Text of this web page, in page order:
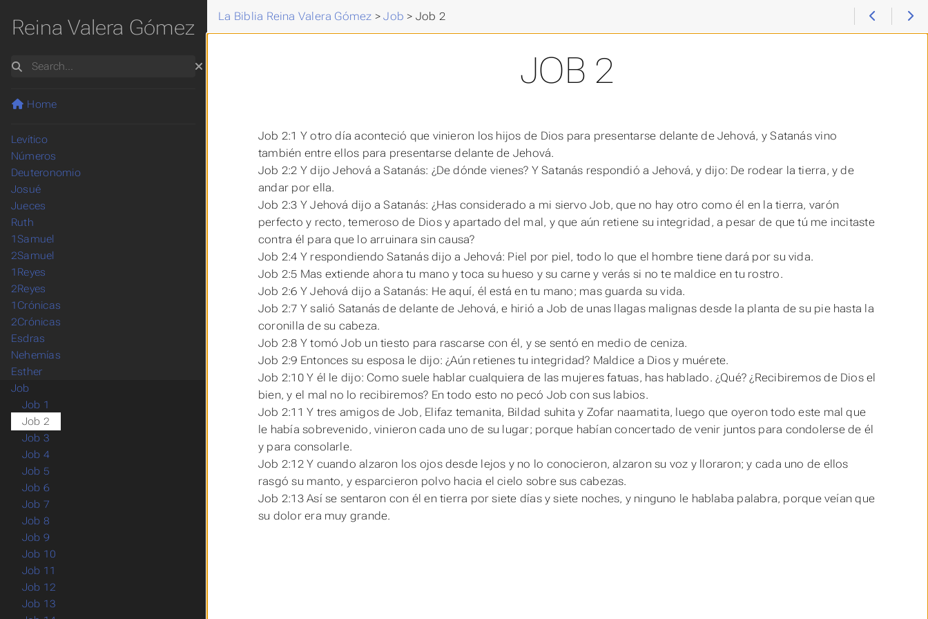
La Biblia Reina Valera Gómez >Job > Job 2
JOB 2
Job 2:1 Y otro día aconteció que vinieron los hijos de Dios para presentarse delante de Jehová, y Satanás vino
también entre ellos para presentarse delante de Jehová.
Job 2:2 Y dijo Jehová a Satanás: ¿De dónde vienes? Y Satanás respondió a Jehová, y dijo: De rodear la tierra, y de
andar por ella.
Job 2:3 Y Jehová dijo a Satanás: ¿Has considerado a mi siervo Job, que no hay otro como él en la tierra, varón
perfecto y recto, temeroso de Dios y apartado del mal, y que aún retiene su integridad, a pesar de que tú me incitaste
contra él para que lo arruinara sin causa?
Job 2:4 Y respondiendo Satanás dijo a Jehová: Piel por piel, todo lo que el hombre tiene dará por su vida.
Job 2:5 Mas extiende ahora tu mano y toca su hueso y su carne y verás si no te maldice en tu rostro.
Job 2:6 Y Jehová dijo a Satanás: He aquí, élestá en tu mano; mas guarda su vida.
Job 2:7 Y salió Satanás de delante de Jehová, e hirió a Job de unas llagas malignas desde la planta de su pie hasta la
coronilla de su cabeza.
Job 2:8 Y tomóJob un tiesto para rascarse con él, y se sentó en medio de ceniza.
Job 2:9 Entonces su esposa le dijo: ¿Aún retienes tu integridad? Maldice a Dios y muérete.
Job 2:10 Y él le dijo: Como suele hablar cualquiera de las mujeres fatuas, has hablado. ¿Qué? ¿Recibiremos de Dios el
bien, y el mal no lo recibiremos? En todo esto no pecó Job con sus labios.
Job 2:11 Y tres amigos de Job, Elifaz temanita, Bildad suhita y Zofar naamatita, luego que oyeron todo este mal que
le había sobrevenido, vinieron cada uno de su lugar; porque habían concertado de venir juntos para condolerse de él
y para consolarle.
Job 2:12 Y cuando alzaron los ojos desde lejos y no lo conocieron, alzaron su voz y lloraron; y cada uno de ellos
rasgó su manto, y esparcieron polvo hacia el cielo sobre sus cabezas.
Job 2:13 Así se sentaron con él en tierra por siete días y siete noches, y ninguno le hablaba palabra, porque veían que
su dolor era muy grande.
Reina Valera Gómez
Search
Home
Génesis
Levítico
Números
Deuteronomio
Josué
Jueces
Ruth
1Samuel
2Samuel
1Reyes
2Reyes
1Crónicas
2Crónicas
Esdras
Nehemías
Esther
Job
Job 1
Job 2
Job 3
Job 4
Job 5
Job 6
Job 7
Job 8
Job 9
Job 10
Job 11
Job 12
Job 13